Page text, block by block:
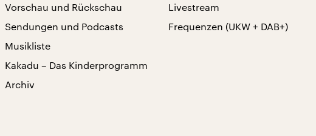
Vorschau und Rückschau
Sendungen und Podcasts
Musikliste
Kakadu – Das Kinderprogramm
Archiv
Livestream
Frequenzen (UKW + DAB+)